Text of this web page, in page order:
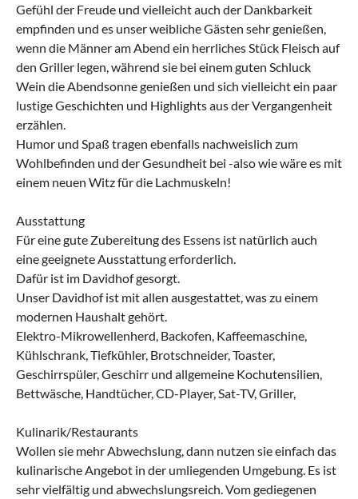
Gefühl der Freude und vielleicht auch der Dankbarkeit
empfinden und es unser weibliche Gästen sehr genießen,
wenn die Männer am Abend ein herrliches Stück Fleisch auf
den Griller legen, während sie bei einem guten Schluck
Wein die Abendsonne genießen und sich vielleicht ein paar
lustige Geschichten und Highlights aus der Vergangenheit
erzählen.
Humor und Spaß tragen ebenfalls nachweislich zum
Wohlbefinden und der Gesundheit bei -also wie wäre es mit
einem neuen Witz für die Lachmuskeln!
Ausstattung
Für eine gute Zubereitung des Essens ist natürlich auch
eine geeignete Ausstattung erforderlich.
Dafür ist im Davidhof gesorgt.
Unser Davidhof ist mit allen ausgestattet, was zu einem
modernen Haushalt gehört.
Elektro-Mikrowellenherd, Backofen, Kaffeemaschine,
Kühlschrank, Tiefkühler, Brotschneider, Toaster,
Geschirrspüler, Geschirr und allgemeine Kochutensilien,
Bettwäsche, Handtücher, CD-Player, Sat-TV, Griller,
Kulinarik/Restaurants
Wollen sie mehr Abwechslung, dann nutzen sie einfach das
kulinarische Angebot in der umliegenden Umgebung. Es ist
sehr vielfältig und abwechslungsreich. Vom gediegenen